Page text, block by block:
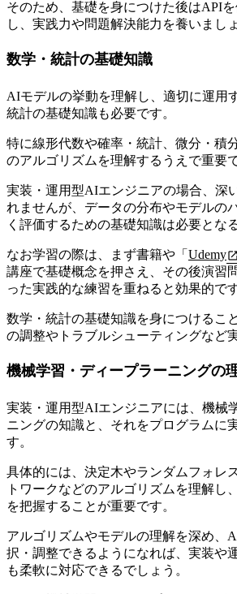
そのため、基礎を身につけた後はAPI
し、実践力や問題解決能力を養いましょ
数学・統計の基礎知識
AIモデルの挙動を理解し、適切に運用
統計の基礎知識も必要です。
特に線形代数や確率・統計、微分・積
のアルゴリズムを理解するうえで重要で
実装・運用型AIエンジニアの場合、深
れませんが、データの分布やモデルの
く評価するための基礎知識は必要とな
なお学習の際は、まず書籍や「 Udemy
講座で基礎概念を押さえ、その後演習
った実践的な練習を重ねると効果的です
数学・統計の基礎知識を身につけるこ
の調整やトラブルシューティングなど
機械学習・ディープラーニングの
実装・運用型AIエンジニアには、機械
ニングの知識と、それをプログラムに
す。
具体的には、決定木やランダムフォレ
トワークなどのアルゴリズムを理解し
を把握することが重要です。
アルゴリズムやモデルの理解を深め、
択・調整できるようになれば、実装や
も柔軟に対応できるでしょう。